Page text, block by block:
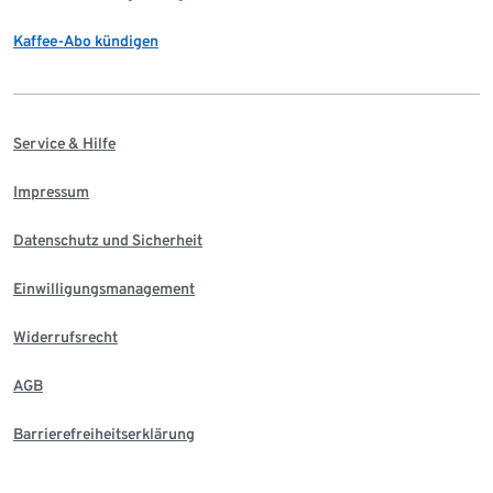
Kaffee-Abo kündigen
Service & Hilfe
Impressum
Datenschutz und Sicherheit
Einwilligungsmanagement
Widerrufsrecht
AGB
Barrierefreiheitserklärung